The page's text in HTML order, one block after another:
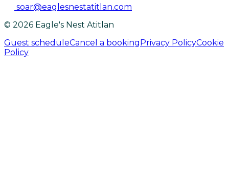
soar@eaglesnestatitlan.com
© 2026 Eagle's Nest Atitlan
Guest scheduleCancel a booking Privacy PolicyCookie
Policy